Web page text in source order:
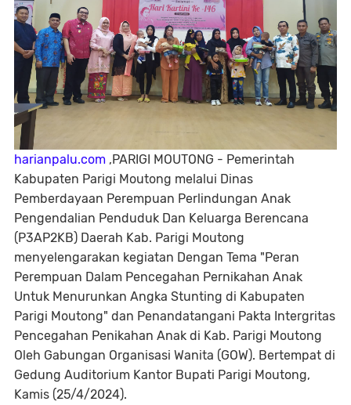
harianpalu.com ,PARIGI MOUTONG - Pemerintah
Kabupaten Parigi Moutong melalui Dinas
Pemberdayaan Perempuan Perlindungan Anak
Pengendalian Penduduk Dan Keluarga Berencana
(P3AP2KB) Daerah Kab. Parigi Moutong
menyelengarakan kegiatan Dengan Tema "Peran
Perempuan Dalam Pencegahan Pernikahan Anak
Untuk Menurunkan Angka Stunting di Kabupaten
Parigi Moutong" dan Penandatangani Pakta Intergritas
Pencegahan Penikahan Anak di Kab. Parigi Moutong
Oleh Gabungan Organisasi Wanita (GOW). Bertempat di
Gedung Auditorium Kantor Bupati Parigi Moutong,
Kamis (25/4/2024).